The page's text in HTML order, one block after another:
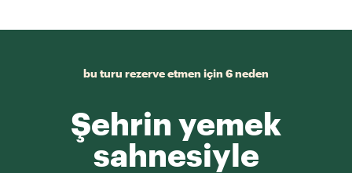
bu turu rezerve etmen için 6 neden
Şehrin yemek
sahnesiyle